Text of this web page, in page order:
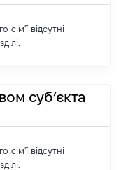
сім'ї відсутні
суб’єкта
сім'ї відсутні